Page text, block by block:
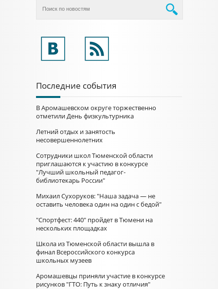
Последние события
В Аромашевском округе торжественно
отметили День физкультурника
Летний отдых и занятость
несовершеннолетних
Сотрудники школ Тюменской области
приглашаются к участию в конкурсе
"Лучший школьный педагог-
библиотекарь России"
Михаил Сухоруков: "Наша задача — не
оставить человека один на один с бедой"
"Спортфест: 440" пройдет в Тюмени на
нескольких площадках
Школа из Тюменской области вышла в
финал Всероссийского конкурса
школьных музеев
Аромашевцы приняли участие в конкурсе
рисунков "ГТО: Путь к знаку отличия"